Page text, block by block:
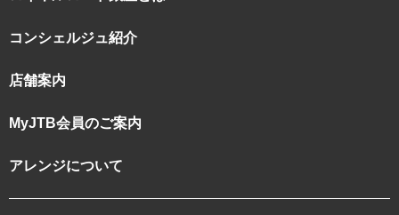
コンシェルジュ紹介
店舗案内
MyJTB会員のご案内
アレンジについて